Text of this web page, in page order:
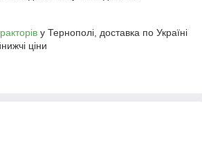
у Тернополі, доставка по Україні
ціни